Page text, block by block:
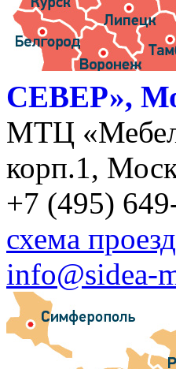
СЕВЕР»,
МТЦ
корп.1,
+7 (495)
схема
info@sidea-